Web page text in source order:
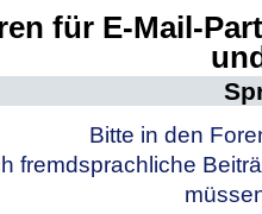
für E-Mail-
Bitte in den
fremdsprachliche